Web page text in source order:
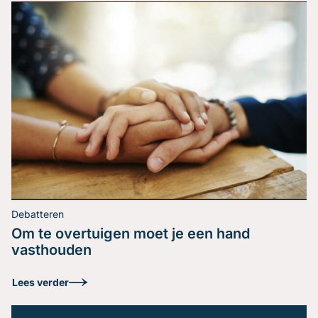
Je bent expert in jouw vakgebied. Je weet precies wat
je wil zeggen. Toch verlaat je het podium met het
gevoel dat je boodschap niet is geland. Herkenbaar?
Het probleem zit zelden in de inhoud, het zit in de
volgorde. De kloof tussen expert en leek Een
schaakgrootmeester ziet een stelling in seconden. Een
beginner […]
Lees verder
wie jij je moet
Debatteren
Om te overtuigen moet je een hand
vasthouden
Lees verder